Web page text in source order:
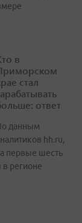
в
стал
ответ
данным
hh.ru,
первые шесть
регионе